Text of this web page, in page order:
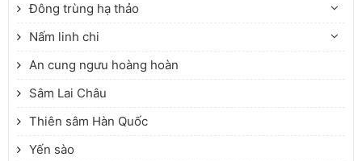
Đông trùng hạ thảo
Nấm linh chi
An cung ngưu hoàng hoàn
Sâm Lai Châu
Thiên sâm Hàn Quốc
Yến sào